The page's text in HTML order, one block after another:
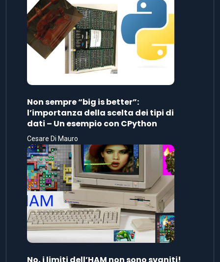
Non sempre “big is better”:
l’importanza della scelta dei tipi di
dati – Un esempio con CPython
Cesare Di Mauro